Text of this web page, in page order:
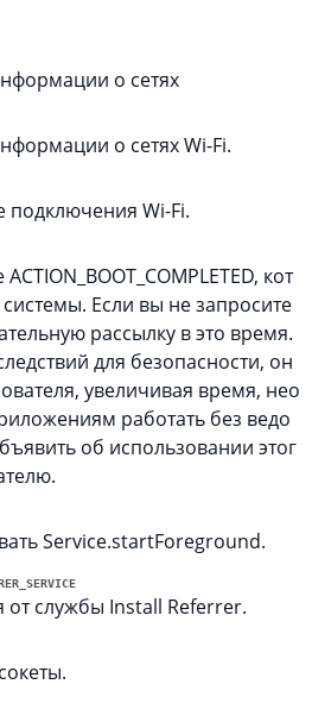
о сетях
о сетях Wi-Fi.
подключения Wi-Fi.
кот
Если вы не запросите
рассылку в это время.
для безопасности, он
увеличивая время, нео
работать без ведо
об использовании этог
Service.startForeground.
службы Install Referrer.